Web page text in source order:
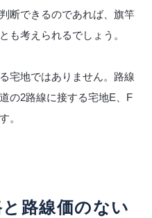
断できるのであれば、旗竿
も考えられるでしょう。
宅地ではありません。路線
の2路線に接する宅地E、F
。
路線価のない